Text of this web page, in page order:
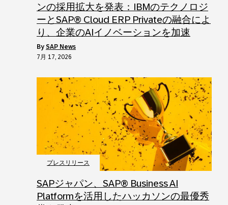
ンの採用拡大を発表：IBMのテクノロジ
ーとSAP® Cloud ERP Privateの融合によ
り、企業のAIイノベーションを加速
by SAP News
7月 17, 2026
プレスリリース
SAPジャパン、SAP® Business AI
Platformを活用したハッカソンの最優秀